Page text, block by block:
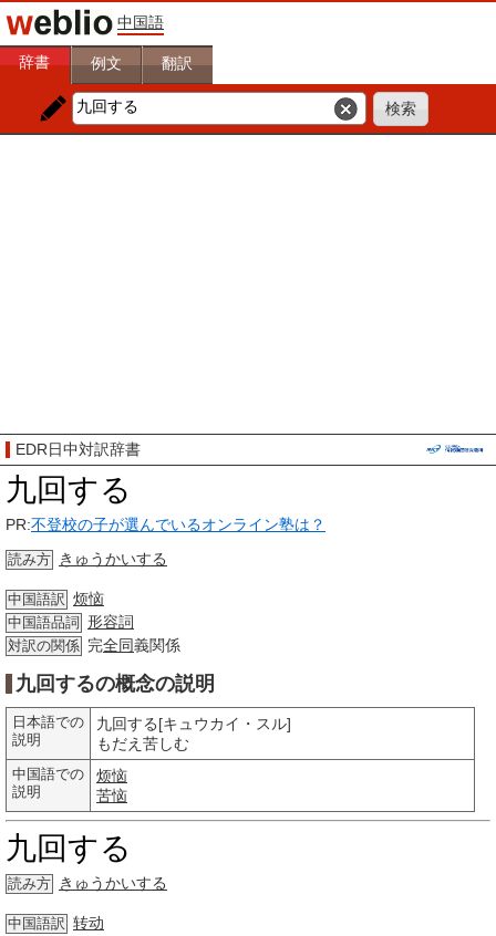
中国語
辞書 例文 翻訳
EDR日中対訳辞書
九回する
PR:不登校の子が選んでいるオンライン塾は？
読み方 きゅうかいする
中国語訳 烦恼
中国語品詞 形容詞
対訳の関係 完全同義関係
九回するの概念の説明
日本語での
説明
九回する[キュウカイ・スル]
もだえ苦しむ
中国語での
説明
烦恼
苦恼
九回する
読み方 きゅうかいする
中国語訳 转动